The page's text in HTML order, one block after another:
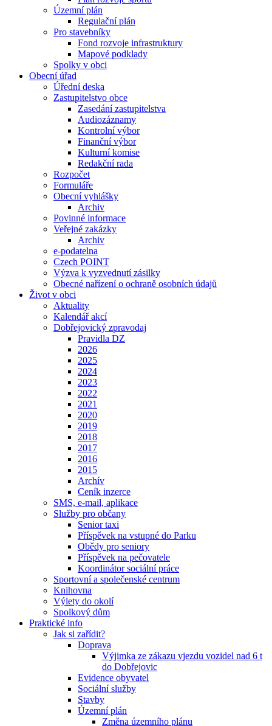
Územní plán
Regulační plán
Pro stavebníky
Fond rozvoje infrastruktury
Mapové podklady
Spolky v obci
Obecní úřad
Úřední deska
Zastupitelstvo obce
Zasedání zastupitelstva
Audiozáznamy
Kontrolní výbor
Finanční výbor
Kulturní komise
Redakční rada
Rozpočet
Formuláře
Obecní vyhlášky
Archiv
Povinné informace
Veřejné zakázky
Archiv
e-podatelna
Czech POINT
Výzva k vyzvednutí zásilky
Obecné nařízení o ochraně osobních údajů
Život v obci
Aktuality
Kalendář akcí
Dobřejovický zpravodaj
Pravidla DZ
2026
2025
2024
2023
2022
2021
2020
2019
2018
2017
2016
2015
Archív
Ceník inzerce
SMS, e-mail, aplikace
Služby pro občany
Senior taxi
Příspěvek na vstupné do Parku
Obědy pro seniory
Příspěvek na pečovatele
Koordinátor sociální práce
Sportovní a společenské centrum
Knihovna
Výlety do okolí
Spolkový dům
Praktické info
Jak si zařídit?
Doprava
Výjimka ze zákazu vjezdu vozidel nad 6 t
do Dobřejovic
Evidence obyvatel
Sociální služby
Stavby
Územní plán
Změna územního plánu